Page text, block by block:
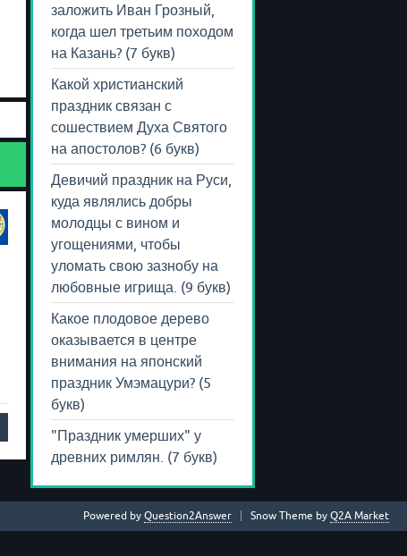
заложить Иван Грозный,
когда шел третьим походом
на Казань? (7 букв)
Какой христианский
праздник связан с
сошествием Духа Святого
на апостолов? (6 букв)
Девичий праздник на Руси,
куда являлись добры
молодцы с вином и
угощениями, чтобы
уломать свою зазнобу на
любовные игрища. (9 букв)
Какое плодовое дерево
оказывается в центре
внимания на японский
праздник Умэмацури? (5
букв)
"Праздник умерших" у
древних римлян. (7 букв)
Snow Theme by Q2A Market
Powered by Question2Answer